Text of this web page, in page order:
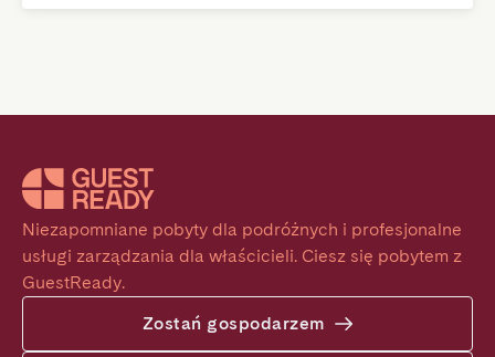
Niezapomniane pobyty dla podróżnych i profesjonalne
usługi zarządzania dla właścicieli. Ciesz się pobytem z
GuestReady.
Zostań gospodarzem